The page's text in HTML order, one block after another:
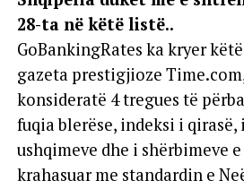
28-ta në këtë listë..
GoBankingRates ka kryer
gazeta prestigjioze
konsideratë 4 tregues të
fuqia blerëse, indeksi i
ushqimeve dhe i shërbimeve
krahasuar me standardin e